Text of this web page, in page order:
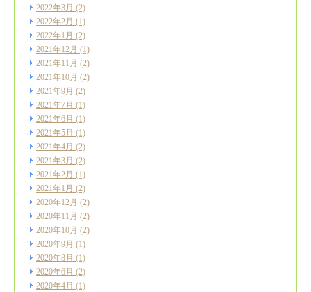
2022年3月 (2)
2022年2月 (1)
2022年1月 (2)
2021年12月 (1)
2021年11月 (2)
2021年10月 (2)
2021年9月 (2)
2021年7月 (1)
2021年6月 (1)
2021年5月 (1)
2021年4月 (2)
2021年3月 (2)
2021年2月 (1)
2021年1月 (2)
2020年12月 (2)
2020年11月 (2)
2020年10月 (2)
2020年9月 (1)
2020年8月 (1)
2020年6月 (2)
2020年4月 (1)